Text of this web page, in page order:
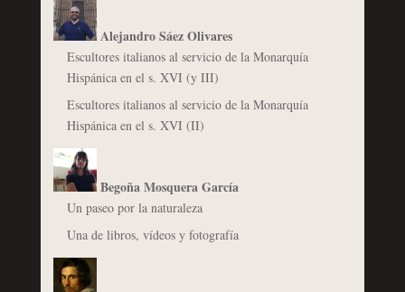
Alejandro Sáez Olivares
Escultores italianos al servicio de la Monarquía
Hispánica en el s. XVI (y III)
Escultores italianos al servicio de la Monarquía
Hispánica en el s. XVI (II)
Begoña Mosquera García
Un paseo por la naturaleza
Una de libros, vídeos y fotografía